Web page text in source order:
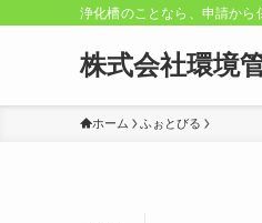
浄化槽のことなら、申請か
株式会社環境
ホーム ふぉとびる